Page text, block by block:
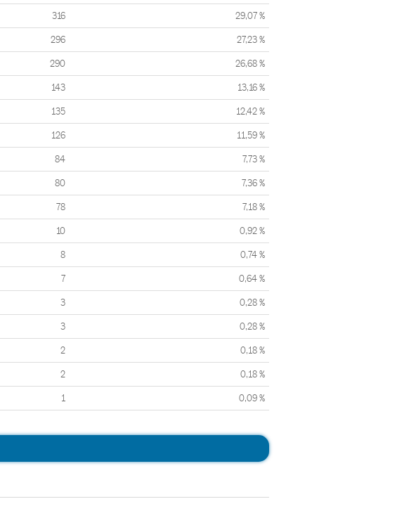
316 29,07 %
296 27,23 %
290 26,68 %
143 13,16 %
135 12,42 %
126 11,59 %
84 7,73 %
80 7,36 %
78 7,18 %
10 0,92 %
8 0,74 %
7 0,64 %
3 0,28 %
3 0,28 %
2 0,18 %
2 0,18 %
1 0,09 %